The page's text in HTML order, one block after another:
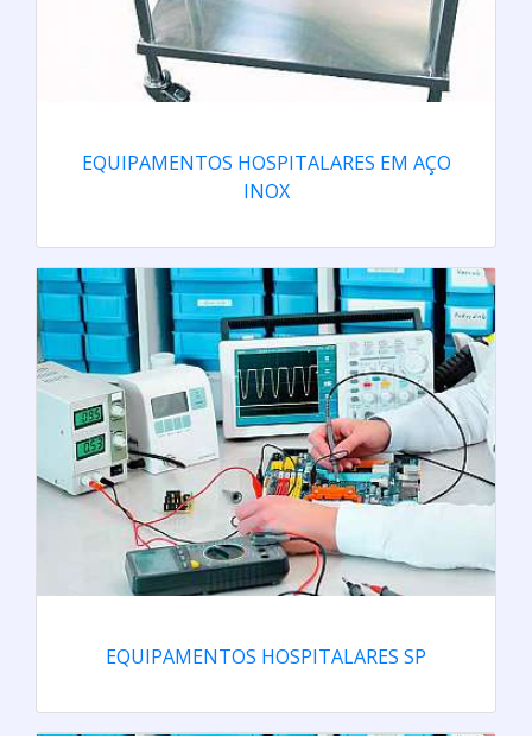
EQUIPAMENTOS HOSPITALARES EM AÇO
INOX
EQUIPAMENTOS HOSPITALARES SP